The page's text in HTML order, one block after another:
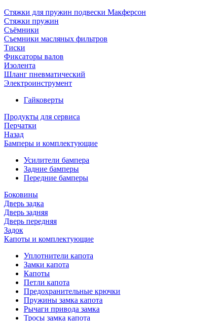
Стяжки для пружин подвески Макферсон
Стяжки пружин
Съёмники
Съемники масляных фильтров
Тиски
Фиксаторы валов
Изолента
Шланг пневматический
Электроинструмент
Гайковерты
Продукты для сервиса
Перчатки
Назад
Бамперы и комплектующие
Усилители бампера
Задние бамперы
Передние бамперы
Боковины
Дверь задка
Дверь задняя
Дверь передняя
Задок
Капоты и комплектующие
Уплотнители капота
Замки капота
Капоты
Петли капота
Предохранительные крючки
Пружины замка капота
Рычаги привода замка
Тросы замка капота